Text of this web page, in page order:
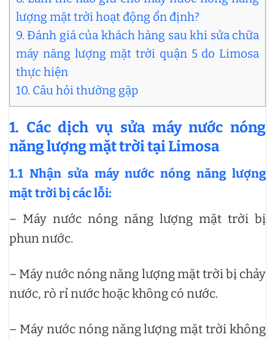
lượng mặt trời hoạt động ổn định?
9. Đánh giá của khách hàng sau khi sửa chữa
máy năng lượng mặt trời quận 5 do Limosa
thực hiện
10. Câu hỏi thường gặp
1. Các dịch vụ sửa máy nước nóng
năng lượng mặt trời tại Limosa
1.1 Nhận sửa máy nước nóng năng lượng
mặt trời bị các lỗi:
– Máy nước nóng năng lượng mặt trời bị
phun nước.
– Máy nước nóng năng lượng mặt trời bị chảy
nước, rò rỉ nước hoặc không có nước.
– Máy nước nóng năng lượng mặt trời không